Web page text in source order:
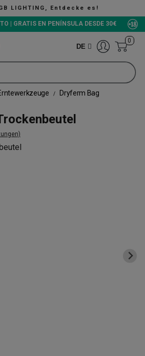
LIGHTING, Entdecke es!
| GRATIS EN PENÍNSULA DESDE 30€
DE
0
Dryferm Bag